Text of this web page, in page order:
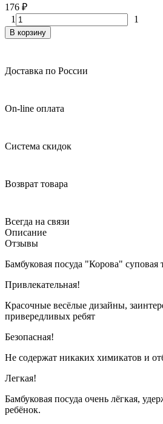
176 ₽
1
1
В корзину
Доставка по России
On-line оплата
Система скидок
Возврат товара
Всегда на связи
Описание
Отзывы
Бамбуковая посуда "Корова" суповая
Привлекательная!
Красочные весёлые дизайны,
привередливых ребят
Безопасная!
Не содержат никаких химикатов и
Легкая!
Бамбуковая посуда очень лёгкая,
ребёнок.